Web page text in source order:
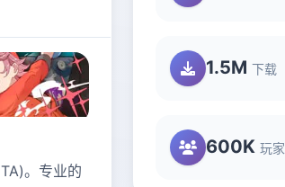
。专业的
1.5M 下载
600K 玩家